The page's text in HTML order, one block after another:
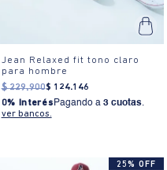
Jean Relaxed fit tono claro
para hombre
$ 229.900$ 124.146
0% Interés Pagando a 3 cuotas.
ver bancos.
25% OFF